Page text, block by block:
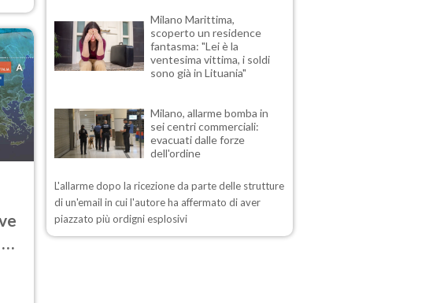
Milano Marittima,
scoperto un residence
fantasma: "Lei è la
ventesima vittima, i soldi
sono già in Lituania"
Milano, allarme bomba in
sei centri commerciali:
evacuati dalle forze
dell'ordine
L'allarme dopo la ricezione da parte delle strutture
di un'email in cui l'autore ha affermato di aver
piazzato più ordigni esplosivi